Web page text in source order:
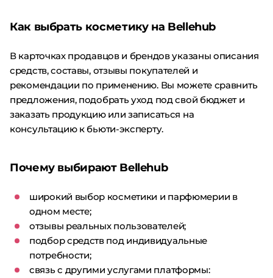
Как выбрать косметику на Bellehub
В карточках продавцов и брендов указаны описания
средств, составы, отзывы покупателей и
рекомендации по применению. Вы можете сравнить
предложения, подобрать уход под свой бюджет и
заказать продукцию или записаться на
консультацию к бьюти-эксперту.
Почему выбирают Bellehub
широкий выбор косметики и парфюмерии в
одном месте;
отзывы реальных пользователей;
подбор средств под индивидуальные
потребности;
связь с другими услугами платформы: